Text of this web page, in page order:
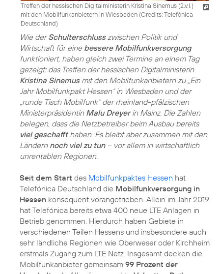
Treffen der hessischen Digitalministerin Kristina Sinemus (2.v.l.)
mit den Mobilfunkanbietern in Wiesbaden (Credits: Telefónica
Deutschland)
Wie derSchulterschlusszwischen Politik und
Wirtschaft für eine bessere Mobilfunkversorgung
funktioniert, haben gleich zwei Termine an einem Tag
gezeigt: das Treffen der hessischen Digitalministerin
Kristina Sinemusmit den Mobilfunkanbietern zu „Ein
Jahr Mobilfunkpakt Hessen“ in Wiesbaden und der
„runde Tisch Mobilfunk“ der rheinland-pfälzischen
Ministerpräsidentin Malu Dreyerin Mainz. Die Zahlen
belegen, dass die Netzbetreiber beim Ausbau bereits
viel geschaffthaben. Es bleibt aber zusammen mit den
Ländern noch viel zu tun– vor allem in wirtschaftlich
unrentablen Regionen.
Seit dem Start des Mobilfunkpaktes Hessen hat
Telefónica Deutschland die Mobilfunkversorgung in
Hessen konsequent vorangetrieben. Allein im Jahr 2019
hat Telefónica bereits etwa 400 neue LTE Anlagen in
Betrieb genommen. Hierdurch haben Gebiete in
verschiedenen Teilen Hessens und insbesondere auch
sehr ländliche Regionen wie Oberweser oder Kirchheim
erstmals Zugang zum LTE Netz. Insgesamt decken die
Mobilfunkanbieter gemeinsam 99 Prozent der